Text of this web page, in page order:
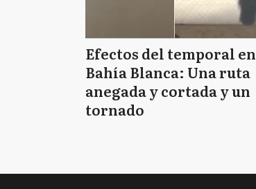
Efectos del temporal en
Bahía Blanca: Una ruta
anegada y cortada y un
tornado